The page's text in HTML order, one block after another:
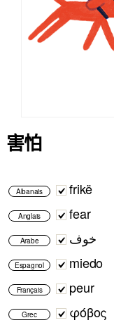
害怕
Albanais frikë
Anglais fear
Arabe خوف
Espagnol miedo
Français peur
Grec φόβος